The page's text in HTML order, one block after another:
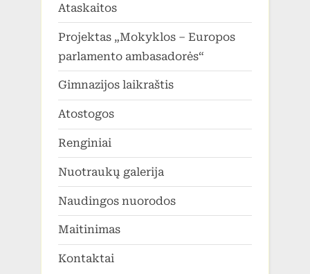
Ataskaitos
Projektas „Mokyklos – Europos
parlamento ambasadorės“
Gimnazijos laikraštis
Atostogos
Renginiai
Nuotraukų galerija
Naudingos nuorodos
Maitinimas
Kontaktai